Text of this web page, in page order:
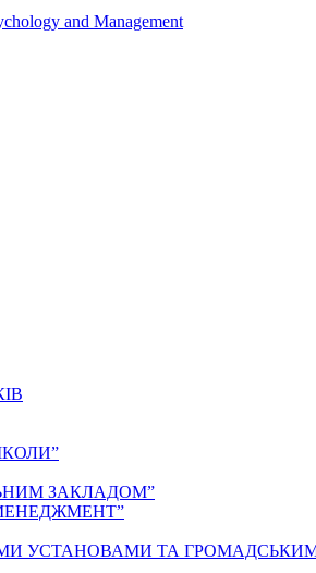
and Management
ЗАКЛАДОМ”
УСТАНОВАМИ ТА